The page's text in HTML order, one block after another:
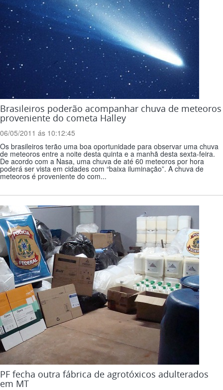
Brasileiros poderão acompanhar chuva de meteoros
proveniente do cometa Halley
06/05/2011 ás 10:12:45
Os brasileiros terão uma boa oportunidade para observar uma chuva
de meteoros entre a noite desta quinta e a manhã desta sexta-feira.
De acordo com a Nasa, uma chuva de até 60 meteoros por hora
poderá ser vista em cidades com “baixa iluminação”. A chuva de
meteoros é proveniente do com...
PF fecha outra fábrica de agrotóxicos adulterados
em MT